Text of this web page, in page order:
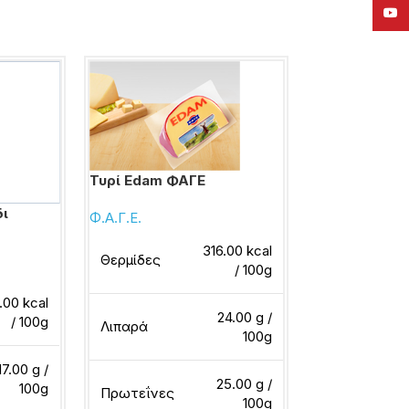
kcal
/ 100g
g /
100g
Τυρί Edam ΦΑΓΕ
Φ.Α.Γ.Ε.
Θερμίδες
316.00 kcal
/ 100g
Λιπαρά
24.00 g /
100g
Πρωτεΐνες
25.00 g /
100g